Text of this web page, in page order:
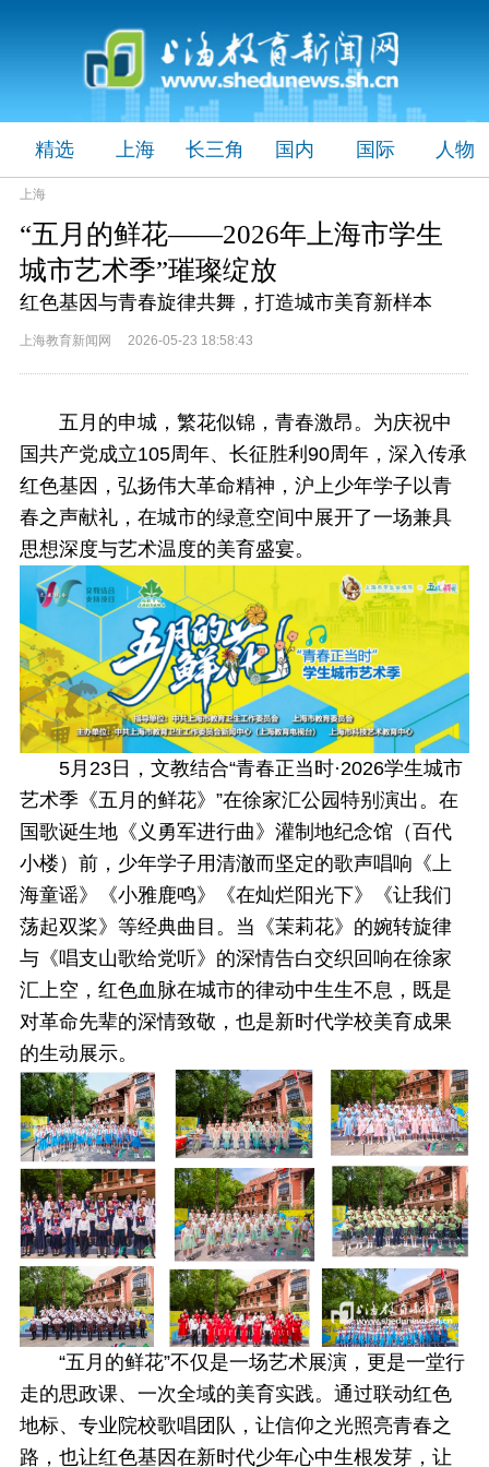
精选 上海 长三角 国内 国际 人物
上海
“五月的鲜花——2026年上海市学生
城市艺术季”璀璨绽放
红色基因与青春旋律共舞，打造城市美育新样本
上海教育新闻网 2026-05-23 18:58:43
五月的申城，繁花似锦，青春激昂。为庆祝中
国共产党成立105周年、长征胜利90周年，深入传承
红色基因，弘扬伟大革命精神，沪上少年学子以青
春之声献礼，在城市的绿意空间中展开了一场兼具
思想深度与艺术温度的美育盛宴。
5月23日，文教结合“青春正当时·2026学生城市
艺术季《五月的鲜花》”在徐家汇公园特别演出。在
国歌诞生地《义勇军进行曲》灌制地纪念馆（百代
小楼）前，少年学子用清澈而坚定的歌声唱响《上
海童谣》《小雅鹿鸣》《在灿烂阳光下》《让我们
荡起双桨》等经典曲目。当《茉莉花》的婉转旋律
与《唱支山歌给党听》的深情告白交织回响在徐家
汇上空，红色血脉在城市的律动中生生不息，既是
对革命先辈的深情致敬，也是新时代学校美育成果
的生动展示。
“五月的鲜花”不仅是一场艺术展演，更是一堂行
走的思政课、一次全域的美育实践。通过联动红色
地标、专业院校歌唱团队，让信仰之光照亮青春之
路，也让红色基因在新时代少年心中生根发芽，让